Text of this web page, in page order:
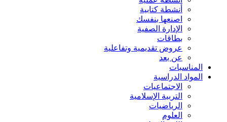
أنشطة كتابية
اصنعها بنفسك
الإدارة الصفية
بطاقات
عروض تقديمية وتفاعلية
عن بعد
المناسبات
المواد الدراسية
الاجتماعيات
التربية الإسلامية
الرياضيات
العلوم